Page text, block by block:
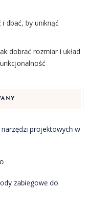
dbać, by uniknąć
dobrać rozmiar i układ
narzędzi projektowych w
zabiegowe do